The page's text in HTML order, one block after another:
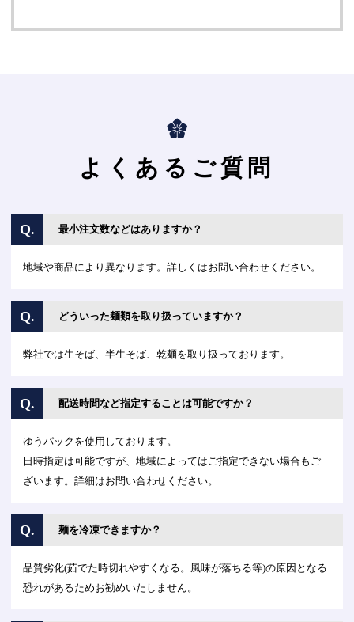
よくあるご質問
Q. 最小注文数などはありますか？
地域や商品により異なります。詳しくはお問い合わせください。
Q. どういった麺類を取り扱っていますか？
弊社では生そば、半生そば、乾麺を取り扱っております。
Q. 配送時間など指定することは可能ですか？
ゆうパックを使用しております。
日時指定は可能ですが、地域によってはご指定できない場合もご
ざいます。詳細はお問い合わせください。
Q. 麺を冷凍できますか？
品質劣化(茹でた時切れやすくなる。風味が落ちる等)の原因となる
恐れがあるためお勧めいたしません。